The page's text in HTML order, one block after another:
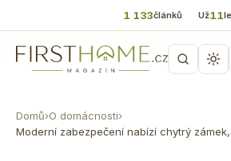
1 133článků Už11
Domů›O domácnosti›
Moderní zabezpečení nabízí chytrý